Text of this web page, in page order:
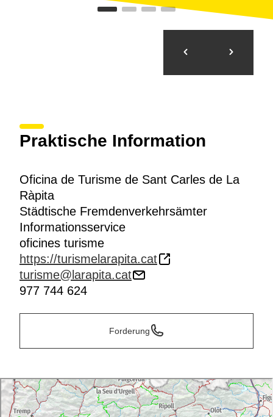
Praktische Information
Oficina de Turisme de Sant Carles de La
Ràpita
Städtische Fremdenverkehrsämter
Informationsservice
oficines turisme
https://turismelarapita.cat
turisme@larapita.cat
977 744 624
Forderung